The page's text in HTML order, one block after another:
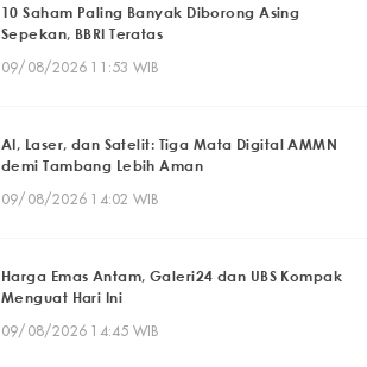
10 Saham Paling Banyak Diborong Asing
Sepekan, BBRI Teratas
09/08/2026 11:53 WIB
AI, Laser, dan Satelit: Tiga Mata Digital AMMN
demi Tambang Lebih Aman
09/08/2026 14:02 WIB
Harga Emas Antam, Galeri24 dan UBS Kompak
Menguat Hari Ini
09/08/2026 14:45 WIB